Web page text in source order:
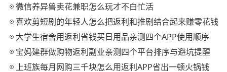
微信养异兽卖花兼职怎么玩才不白忙活
喜欢剪短剧的年轻人怎么把返利和推剧结合起来赚零花钱
大学生宿舍用返利省钱买日用品亲测四个APP使用顺序
宝妈建群做购物返利副业亲测四个平台排序与避坑提醒
上班族每月网购三千块怎么用返利APP省出一顿火锅钱